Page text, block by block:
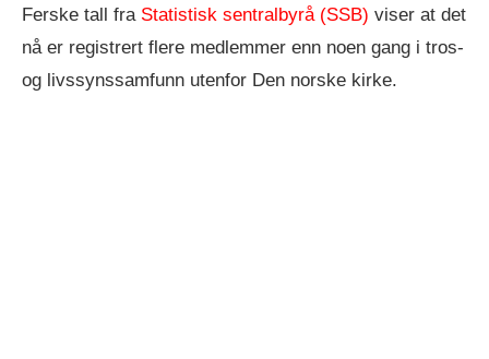
Ferske tall fra Statistisk sentralbyrå (SSB) viser at det
nå er registrert flere medlemmer enn noen gang i tros-
og livssynssamfunn utenfor Den norske kirke.